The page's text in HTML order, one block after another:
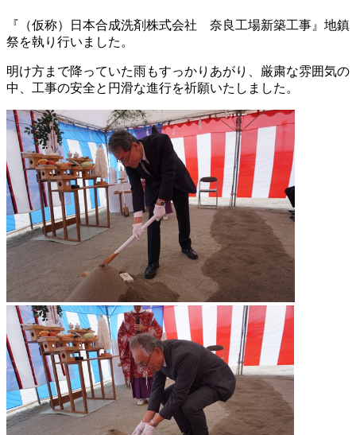
『（仮称）日本合成洗剤株式会社 奈良工場新築工事』地鎮
祭を執り行いました。
明け方まで降っていた雨もすっかりあがり、厳粛な雰囲気の
中、工事の安全と円滑な進行を祈願いたしました。